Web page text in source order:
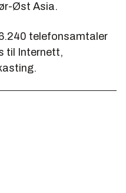
Øst Asia.
telefonsamtaler
til Internett,